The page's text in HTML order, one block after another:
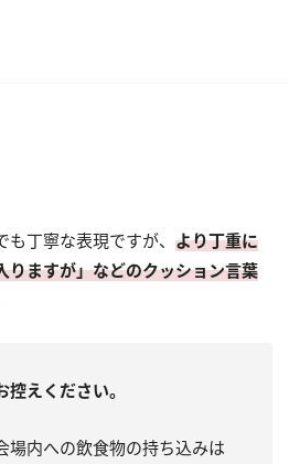
も丁寧な表現ですが、 より丁重に
りますが」などのクッション言葉
控えください。
場内への飲食物の持ち込みは